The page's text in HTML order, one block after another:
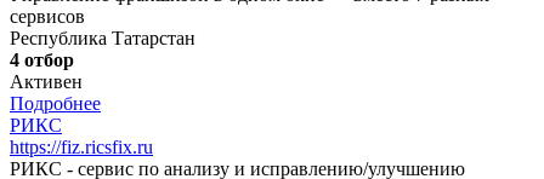
сервисов
Республика Татарстан
4 отбор
Активен
Подробнее
РИКС
https://fiz.ricsfix.ru
РИКС - сервис по анализу и исправлению/улучшению